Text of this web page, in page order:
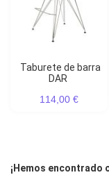
Taburete de barra
DAR
114,00 €
¡Hemos